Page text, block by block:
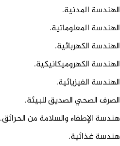
الهندسة المدنية.
الهندسة المعلوماتية.
الهندسة الكهربائية.
الهندسة الكهروميكانيكية.
الهندسة الفيزيائية.
الصرف الصحي الصديق للبيئة.
هندسة الإطفاء والسلامة من الحرائق.
هندسة غذائية.